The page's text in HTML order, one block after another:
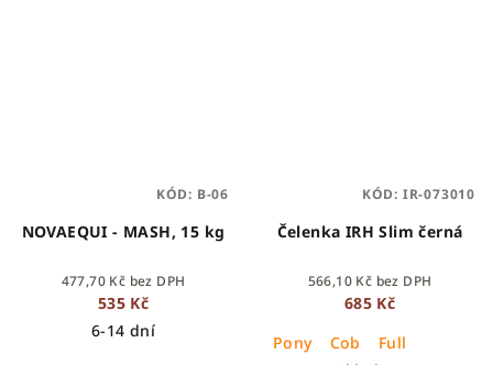
NOVAEQUI - MASH, 15 kg
477,70 Kč bez DPH
535 Kč
6-14 dní
KÓD: B-06
Čelenka IRH Slim černá
566,10 Kč bez DPH
685 Kč
Pony
Cob
Full
KÓD: IR-073010